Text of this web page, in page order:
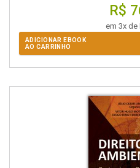
R$
em 3x de
ADICIONAR EBOOK
AO CARRINHO